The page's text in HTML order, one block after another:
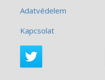
Adatvédelem
Kapcsolat